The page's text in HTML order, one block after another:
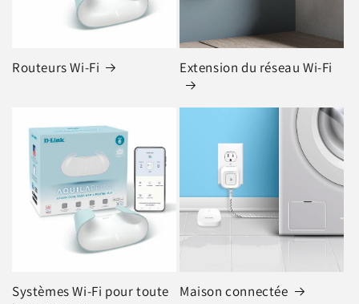
Routeurs Wi-Fi Extension du réseau Wi-Fi
Systèmes Wi-Fi pour toute
Maison connectée